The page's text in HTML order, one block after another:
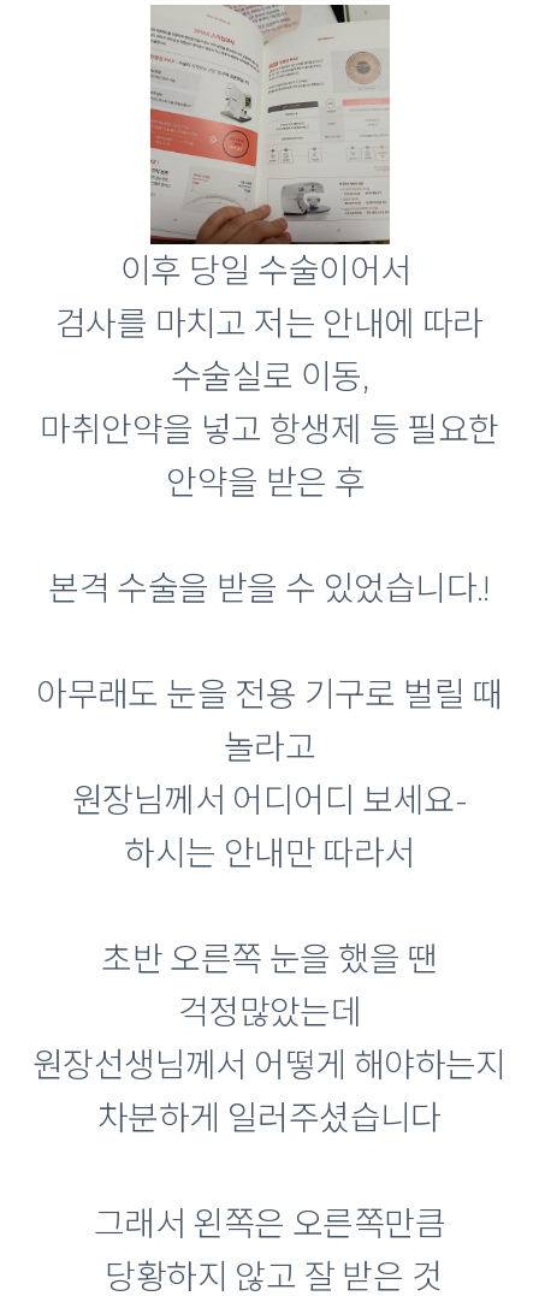
이후 당일 수술이어서
검사를 마치고 저는 안내에 따라
수술실로 이동,
마취안약을 넣고 항생제 등 필요한
안약을 받은 후
본격 수술을 받을 수 있었습니다.!
아무래도 눈을 전용 기구로 벌릴 때
놀라고
원장님께서 어디어디 보세요-
하시는 안내만 따라서
초반 오른쪽 눈을 했을 땐
걱정많았는데
원장선생님께서 어떻게 해야하는지
차분하게 일러주셨습니다
그래서 왼쪽은 오른쪽만큼
당황하지 않고 잘 받은 것